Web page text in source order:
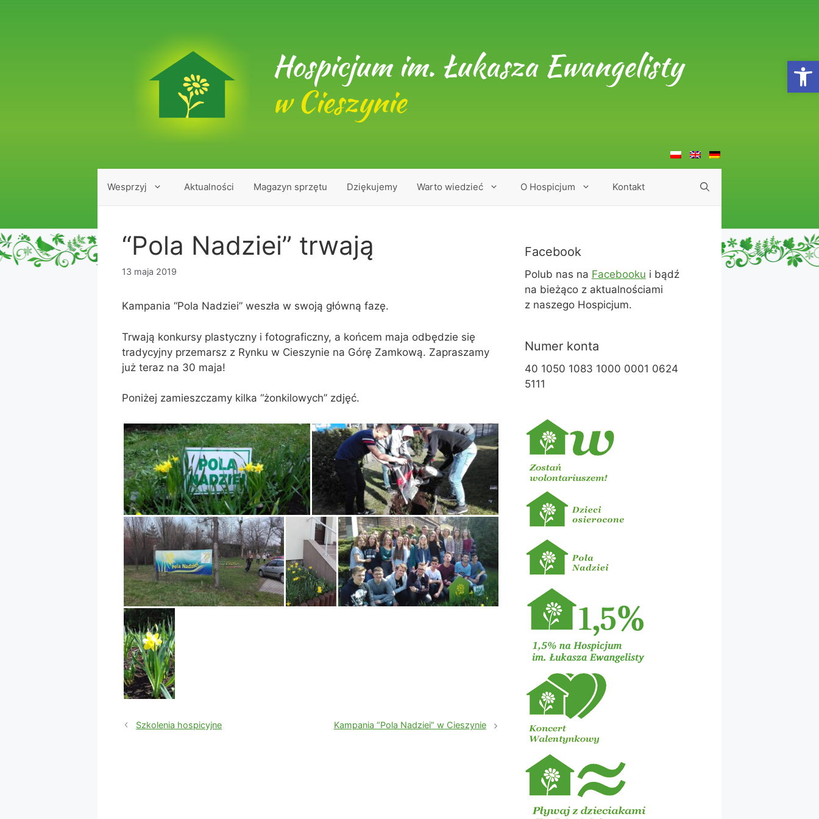
Hospicjum im. Łukasza Ewangelisty
w Cieszynie
Wesprzyj Aktualności Magazyn sprzętu Dziękujemy Warto wiedzieć O Hospicjum Kontakt
“Pola Nadziei” trwają
13 maja 2019
Kampania “Pola Nadziei” weszła w swoją główną fazę.
Trwają konkursy plastyczny i fotograficzny, a końcem maja odbędzie się
tradycyjny przemarsz z Rynku w Cieszynie na Górę Zamkową. Zapraszamy
już teraz na 30 maja!
Poniżej zamieszczamy kilka “żonkilowych” zdjęć.
Szkolenia hospicyjne Kampania “Pola Nadziei” w Cieszynie
Facebook
Polub nas na Facebooku i bądź
na bieżąco z aktualnościami
z naszego Hospicjum.
Numer konta
40 1050 1083 1000 0001 0624
5111